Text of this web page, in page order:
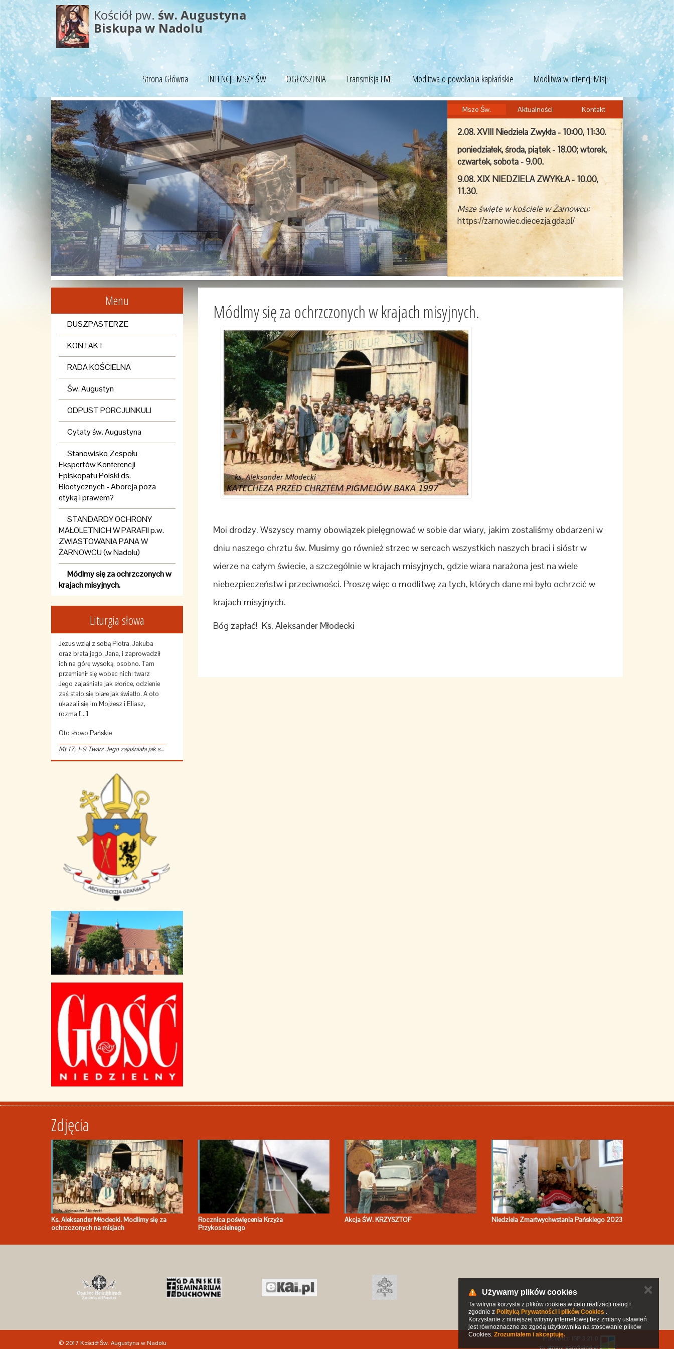
Kościół pw. św. Augustyna
Biskupa w Nadolu
Strona Główna INTENCJE MSZY ŚW OGŁOSZENIA Transmisja LIVE Modlitwa o powołania kapłańskie Modlitwa w intencji Misji
Msze Św. Aktualności Kontakt
2.08. XVIII Niedziela Zwykła - 10:00, 11:30.
poniedziałek, środa, piątek - 18.00; wtorek,
czwartek, sobota - 9.00.
9.08. XIX NIEDZIELA ZWYKŁA - 10.00,
11.30.
Msze święte w kościele w Żarnowcu:
https://zarnowiec.diecezja.gda.pl/
Menu
DUSZPASTERZE
KONTAKT
RADA KOŚCIELNA
Św. Augustyn
ODPUST PORCJUNKULI
Cytaty św. Augustyna
Stanowisko Zespołu
Ekspertów Konferencji
Episkopatu Polski ds.
Bioetycznych - Aborcja poza
etyką i prawem?
STANDARDY OCHRONY
MAŁOLETNICH W PARAFII p.w.
ZWIASTOWANIA PANA W
ŻARNOWCU (w Nadolu)
Módlmy się za ochrzczonych w
krajach misyjnych.
Liturgia słowa
Jezus wziął z sobą Piotra, Jakuba
oraz brata jego, Jana, i zaprowadził
ich na górę wysoką, osobno. Tam
przemienił się wobec nich: twarz
Jego zajaśniała jak słońce, odzienie
zaś stało się białe jak światło. A oto
ukazali się im Mojżesz i Eliasz,
rozma […]
Oto słowo Pańskie
Mt 17, 1-9 Twarz Jego zajaśniała jak słońce
Módlmy się za ochrzczonych w krajach misyjnych.
Moi drodzy. Wszyscy mamy obowiązek pielęgnować w sobie dar wiary, jakim zostaliśmy obdarzeni w
dniu naszego chrztu św. Musimy go również strzec w sercach wszystkich naszych braci i sióstr w
wierze na całym świecie, a szczególnie w krajach misyjnych, gdzie wiara narażona jest na wiele
niebezpieczeństw i przeciwności. Proszę więc o modlitwę za tych, których dane mi było ochrzcić w
krajach misyjnych.
Bóg zapłać! Ks. Aleksander Młodecki
Zdjęcia
Ks. Aleksander Młodecki. Modlimy się za
ochrzczonych na misjach
Rocznica poświęcenia Krzyża
Przykoscielnego
Akcja ŚW. KRZYSZTOF Niedziela Zmartwychwstania Pańskiego 2023
© 2017 Kościół Św. Augustyna w Nadolu
Platforma: ISP 3.21.0
Używamy plików cookies
Ta witryna korzysta z plików cookies w celu realizacji usług i
zgodnie z Polityką Prywatności i plików Cookies .
Korzystanie z niniejszej witryny internetowej bez zmiany ustawień
jest równoznaczne ze zgodą użytkownika na stosowanie plików
Cookies. Zrozumiałem i akceptuję.
✕